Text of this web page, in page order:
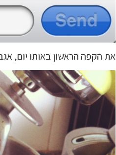
את הקפה הראשון באותו יום,